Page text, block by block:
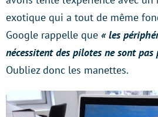
exotique qui a tout de même
Google rappelle que « les
nécessitent des pilotes ne sont pas
Oubliez donc les manettes.